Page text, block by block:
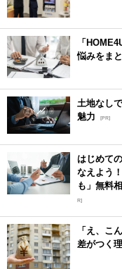
「
悩みをま
土地なし
魅力
[PR]
はじめて
なえよう
も」無料
R]
「え、こ
差がつく